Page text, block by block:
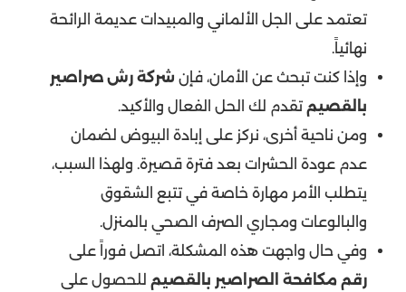
تعتمد على الجل الألماني والمبيدات عديمة الرائحة
نهائياً.
وإذا كنت تبحث عن الأمان، فإن شركة رش صراصير
بالقصيم تقدم لك الحل الفعال والأكيد.
ومن ناحية أخرى، نركز على إبادة البيوض لضمان
عدم عودة الحشرات بعد فترة قصيرة. ولهذا السبب،
يتطلب الأمر مهارة خاصة في تتبع الشقوق
والبالوعات ومجاري الصرف الصحي بالمنزل.
وفي حال واجهت هذه المشكلة، اتصل فوراً على
رقم مكافحة الصراصير بالقصيم للحصول على